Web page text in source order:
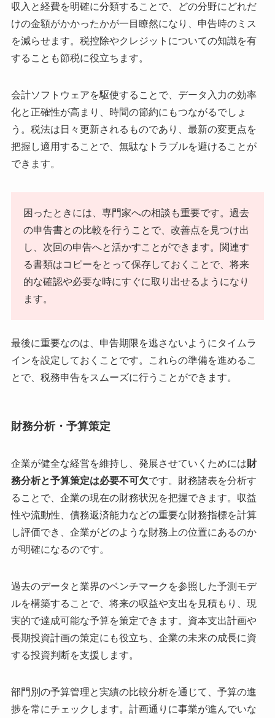
収入と経費を明確に分類することで、どの分野にどれだ
けの金額がかかったかが一目瞭然になり、申告時のミス
を減らせます。税控除やクレジットについての知識を有
することも節税に役立ちます。
会計ソフトウェアを駆使することで、データ入力の効率
化と正確性が高まり、時間の節約にもつながるでしょ
う。税法は日々更新されるものであり、最新の変更点を
把握し適用することで、無駄なトラブルを避けることが
できます。
困ったときには、専門家への相談も重要です。過去
の申告書との比較を行うことで、改善点を見つけ出
し、次回の申告へと活かすことができます。関連す
る書類はコピーをとって保存しておくことで、将来
的な確認や必要な時にすぐに取り出せるようになり
ます。
最後に重要なのは、申告期限を逃さないようにタイムラ
インを設定しておくことです。これらの準備を進めるこ
とで、税務申告をスムーズに行うことができます。
財務分析・予算策定
企業が健全な経営を維持し、発展させていくためには財
務分析と予算策定は必要不可欠です。財務諸表を分析す
ることで、企業の現在の財務状況を把握できます。収益
性や流動性、債務返済能力などの重要な財務指標を計算
し評価でき、企業がどのような財務上の位置にあるのか
が明確になるのです。
過去のデータと業界のベンチマークを参照した予測モデ
ルを構築することで、将来の収益や支出を見積もり、現
実的で達成可能な予算を策定できます。資本支出計画や
長期投資計画の策定にも役立ち、企業の未来の成長に資
する投資判断を支援します。
部門別の予算管理と実績の比較分析を通じて、予算の進
捗を常にチェックします。計画通りに事業が進んでいな